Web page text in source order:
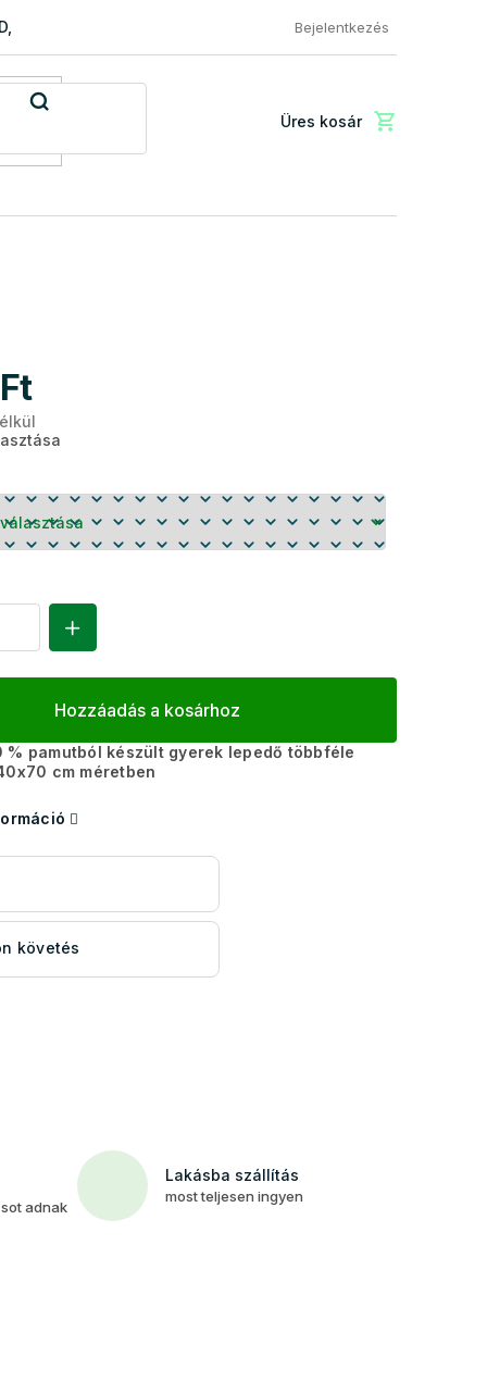
PREMIUM a EXCLUSIVE Reklamácio és áru visszaküldése
Bejelentkezés
Kosár
Üres kosár
Hozzáadás a kosárhoz
% pamutból készült gyerek lepedő többféle
cm méretben
követés
adnak
Lakásba szállítás
most teljesen ingyen